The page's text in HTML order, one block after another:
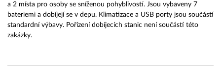
a 2 místa pro osoby se sníženou pohyblivostí. Jsou vybaveny 7
bateriemi a dobíjejí se v depu. Klimatizace a USB porty jsou součástí
standardní výbavy. Pořízení dobíjecích stanic není součástí této
zakázky.